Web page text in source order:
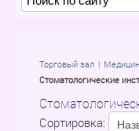
Торговый зал
Стоматологические
Сортировка: